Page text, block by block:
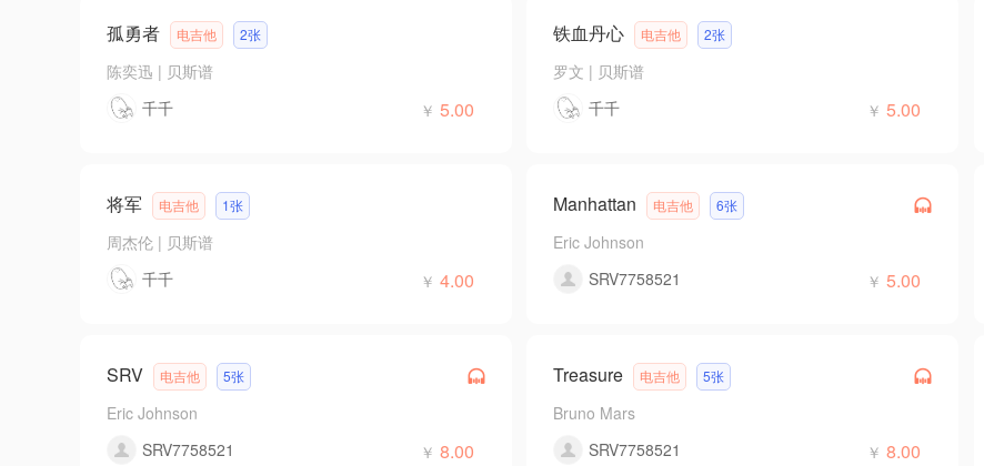
孤勇者 电吉他 2张
陈奕迅 | 贝斯谱
千千
￥ 5.00
铁血丹心 电吉他 2张
罗文 | 贝斯谱
千千
￥5.00
将军 电吉他 1张
周杰伦 | 贝斯谱
千千
￥ 4.00
Manhattan 电吉他 6张
Eric Johnson
SRV7758521
￥5.00
SRV 电吉他 5张
Eric Johnson
SRV7758521
￥ 8.00
Treasure 电吉他 5张
Bruno Mars
SRV7758521
￥8.00